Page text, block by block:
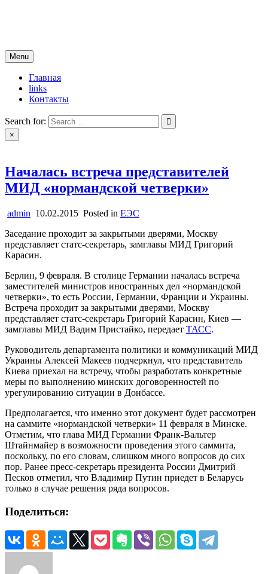
Menu
Главная
links
Контакты
Search for:
×
Началась встреча представителей
МИД «нормандской четверки»
admin 10.02.2015 Posted in ЕЭС
Заседание проходит за закрытыми дверями, Москву
представляет статс-секретарь, замглавы МИД Григорий
Карасин.
Берлин, 9 февраля. В столице Германии началась встреча
заместителей министров иностранных дел «нормандской
четверки», то есть России, Германии, Франции и Украины.
Встреча проходит за закрытыми дверями, Москву
представляет статс-секретарь Григорий Карасин, Киев —
замглавы МИД Вадим Пристайко, передает ТАСС.
Руководитель департамента политики и коммуникаций МИД
Украины Алексей Макеев подчеркнул, что представитель
Киева приехал на встречу, чтобы разработать конкретные
меры по выполнению минских договоренностей по
урегулированию ситуации в Донбассе.
Предполагается, что именно этот документ будет рассмотрен
на саммите «нормандской четверки» 11 февраля в Минске.
Отметим, что глава МИД Германии Франк-Вальтер
Штайнмайер в возможности проведения этого саммита,
поскольку, по его словам, слишком много вопросов до сих
пор. Ранее пресс-секретарь президента России Дмитрий
Песков отметил, что Владимир Путин приедет в Беларусь
только в случае решения ряда вопросов.
Поделиться: